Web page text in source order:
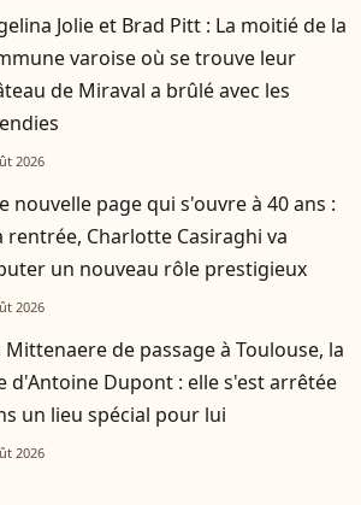
Jolie et Brad Pitt : La moitié de la
varoise où se trouve leur
de Miraval a brûlé avec les
2026
nouvelle page qui s'ouvre à 40 ans :
rentrée, Charlotte Casiraghi va
un nouveau rôle prestigieux
2026
de passage à Toulouse, la
d'Antoine Dupont : elle s'est arrêtée
un lieu spécial pour lui
2026